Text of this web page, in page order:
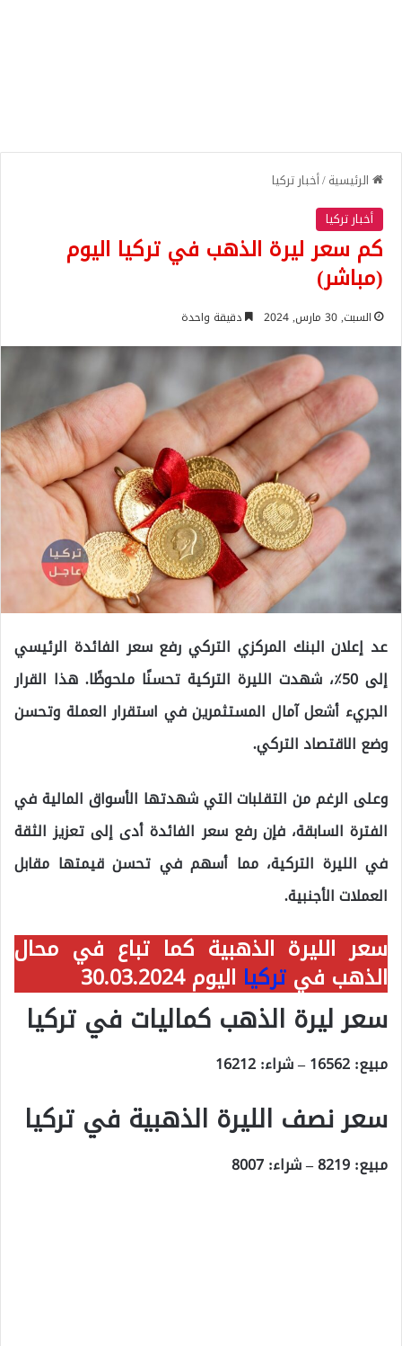
الرئيسية/أخبار تركيا
أخبار تركيا
كم سعر ليرة الذهب في تركيا اليوم
(مباشر)
السبت, 30 مارس, 2024 دقيقة واحدة
عد إعلان البنك المركزي التركي رفع سعر الفائدة الرئيسي
إلى 50٪، شهدت الليرة التركية تحسنًا ملحوظًا. هذا القرار
الجريء أشعل آمال المستثمرين في استقرار العملة وتحسن
وضع الاقتصاد التركي.
وعلى الرغم من التقلبات التي شهدتها الأسواق المالية في
الفترة السابقة، فإن رفع سعر الفائدة أدى إلى تعزيز الثقة
في الليرة التركية، مما أسهم في تحسن قيمتها مقابل
العملات الأجنبية.
سعر الليرة الذهبية كما تباع في محال
الذهب في تركيا اليوم 30.03.2024
سعر ليرة الذهب كماليات في تركيا
مبيع: 16562 – شراء: 16212
سعر نصف الليرة الذهبية في تركيا
مبيع: 8219 – شراء: 8007